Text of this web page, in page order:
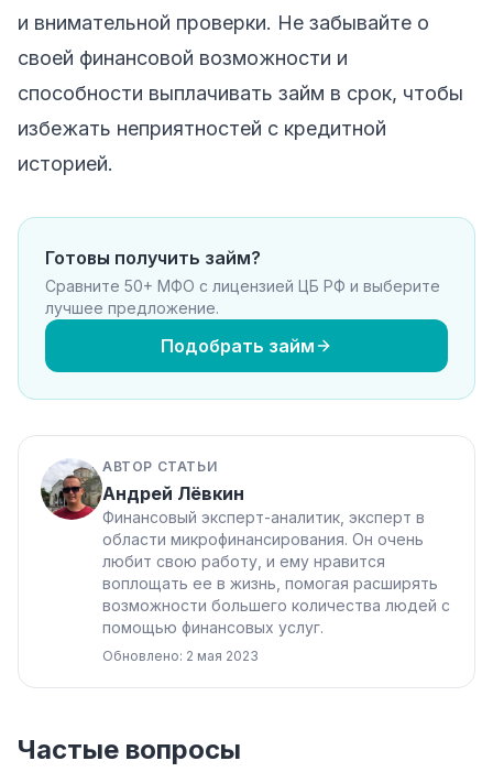
и внимательной проверки. Не забывайте о
своей финансовой возможности и
способности выплачивать займ в срок, чтобы
избежать неприятностей с кредитной
историей.
Готовы получить займ?
Сравните 50+ МФО с лицензией ЦБ РФ и выберите
лучшее предложение.
Подобрать займ
АВТОР СТАТЬИ
Андрей Лёвкин
Финансовый эксперт-аналитик, эксперт в
области микрофинансирования. Он очень
любит свою работу, и ему нравится
воплощать ее в жизнь, помогая расширять
возможности большего количества людей с
помощью финансовых услуг.
Обновлено: 2 мая 2023
Частые вопросы